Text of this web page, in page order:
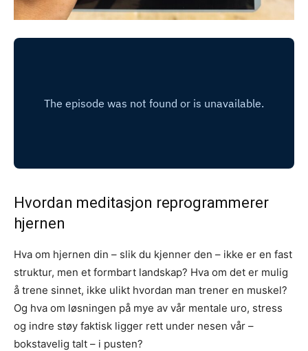
Hvordan meditasjon reprogrammerer
hjernen
Hva om hjernen din – slik du kjenner den – ikke er en fast
struktur, men et formbart landskap? Hva om det er mulig
å trene sinnet, ikke ulikt hvordan man trener en muskel?
Og hva om løsningen på mye av vår mentale uro, stress
og indre støy faktisk ligger rett under nesen vår –
bokstavelig talt – i pusten?